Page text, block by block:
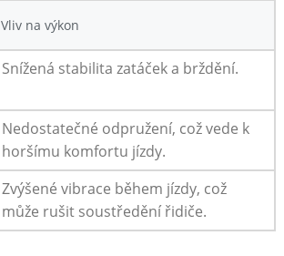
Vliv na výkon
Snížená stabilita⁣ zatáček a ​brždění.
Nedostatečné⁢ odpružení, což vede​ k
horšímu komfortu jízdy.
Zvýšené vibrace během jízdy, což
může rušit soustředění řidiče.